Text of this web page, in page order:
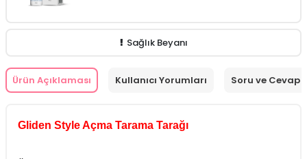
Sağlık Beyanı
Ürün Açıklaması Kullanıcı Yorumları Soru ve Cevap
Gliden Style Açma Tarama Tarağı